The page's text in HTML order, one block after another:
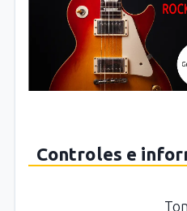
Controles e